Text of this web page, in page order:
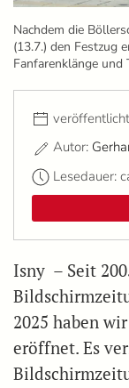
Nachdem die
(13.7.) den Festzug
Fanfarenklänge und
Autor:
Lesedauer:
Isny – Seit
2025 haben
eröffnet. Es